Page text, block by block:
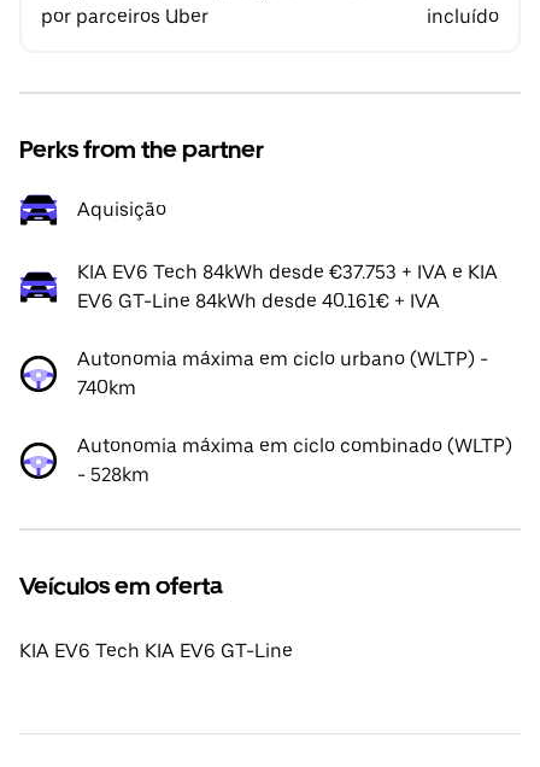
por parceiros Uber
incluído
Perks from the partner
Aquisição
KIA EV6 Tech 84kWh desde €37.753 + IVA e KIA
EV6 GT-Line 84kWh desde 40.161€ + IVA
Autonomia máxima em ciclo urbano (WLTP) -
740km
Autonomia máxima em ciclo combinado (WLTP)
- 528km
Veículos em oferta
KIA EV6 Tech KIA EV6 GT-Line